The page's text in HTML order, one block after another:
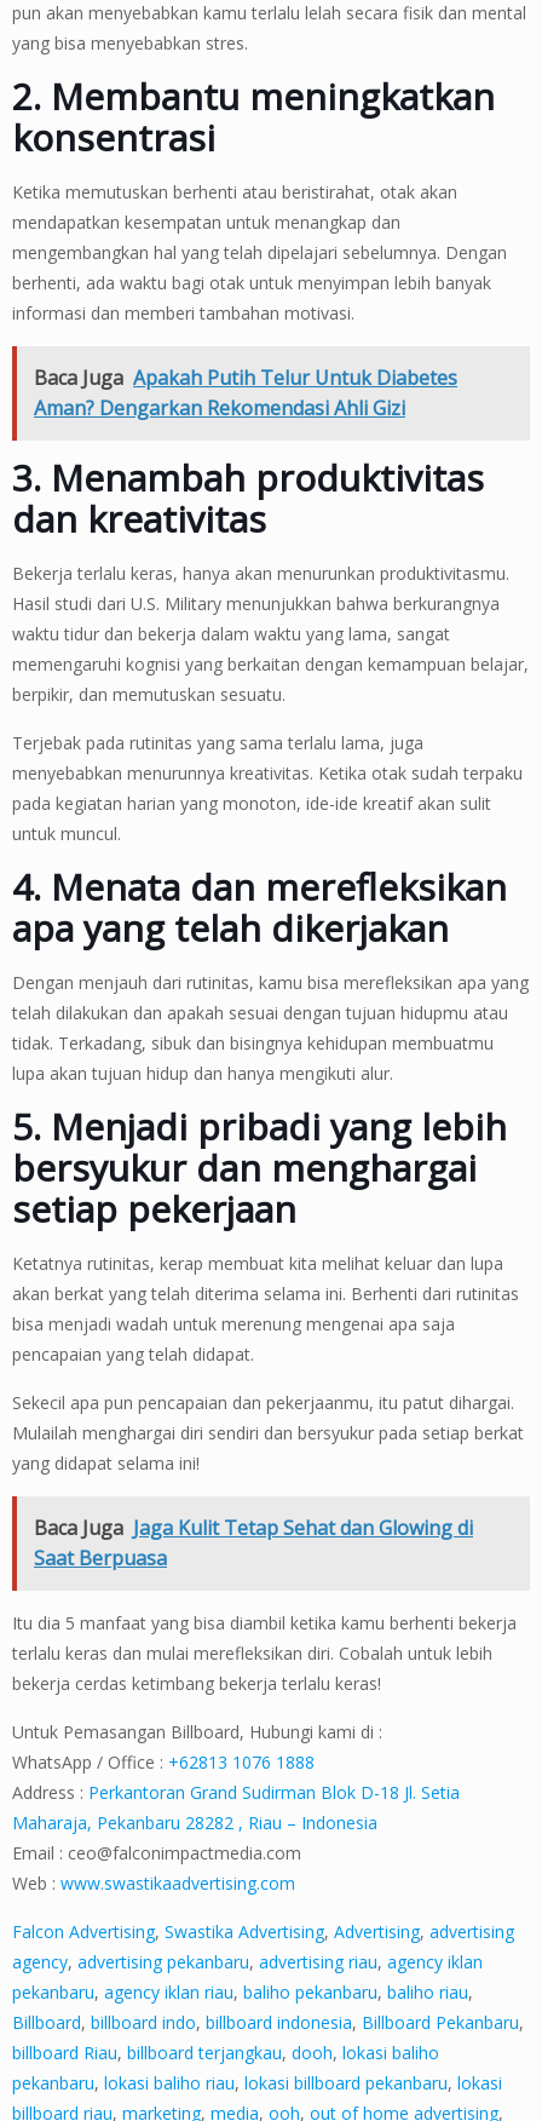
pun akan menyebabkan kamu terlalu lelah secara fisik dan mental
yang bisa menyebabkan stres.
2. Membantu meningkatkan
konsentrasi
Ketika memutuskan berhenti atau beristirahat, otak akan
mendapatkan kesempatan untuk menangkap dan
mengembangkan hal yang telah dipelajari sebelumnya. Dengan
berhenti, ada waktu bagi otak untuk menyimpan lebih banyak
informasi dan memberi tambahan motivasi.
Baca Juga Apakah Putih Telur Untuk Diabetes
Aman? Dengarkan Rekomendasi Ahli Gizi
3. Menambah produktivitas
dan kreativitas
Bekerja terlalu keras, hanya akan menurunkan produktivitasmu.
Hasil studi dari U.S. Military menunjukkan bahwa berkurangnya
waktu tidur dan bekerja dalam waktu yang lama, sangat
memengaruhi kognisi yang berkaitan dengan kemampuan belajar,
berpikir, dan memutuskan sesuatu.
Terjebak pada rutinitas yang sama terlalu lama, juga
menyebabkan menurunnya kreativitas. Ketika otak sudah terpaku
pada kegiatan harian yang monoton, ide-ide kreatif akan sulit
untuk muncul.
4. Menata dan merefleksikan
apa yang telah dikerjakan
Dengan menjauh dari rutinitas, kamu bisa merefleksikan apa yang
telah dilakukan dan apakah sesuai dengan tujuan hidupmu atau
tidak. Terkadang, sibuk dan bisingnya kehidupan membuatmu
lupa akan tujuan hidup dan hanya mengikuti alur.
5. Menjadi pribadi yang lebih
bersyukur dan menghargai
setiap pekerjaan
Ketatnya rutinitas, kerap membuat kita melihat keluar dan lupa
akan berkat yang telah diterima selama ini. Berhenti dari rutinitas
bisa menjadi wadah untuk merenung mengenai apa saja
pencapaian yang telah didapat.
Sekecil apa pun pencapaian dan pekerjaanmu, itu patut dihargai.
Mulailah menghargai diri sendiri dan bersyukur pada setiap berkat
yang didapat selama ini!
Baca Juga Jaga Kulit Tetap Sehat dan Glowing di
Saat Berpuasa
Itu dia 5 manfaat yang bisa diambil ketika kamu berhenti bekerja
terlalu keras dan mulai merefleksikan diri. Cobalah untuk lebih
bekerja cerdas ketimbang bekerja terlalu keras!
Untuk Pemasangan Billboard, Hubungi kami di :
WhatsApp / Office : +62813 1076 1888
Address : Perkantoran Grand Sudirman Blok D-18 Jl. Setia
Maharaja, Pekanbaru 28282 , Riau – Indonesia
Email : ceo@falconimpactmedia.com
Web : www.swastikaadvertising.com
Falcon Advertising, Swastika Advertising, Advertising, advertising
agency, advertising pekanbaru, advertising riau, agency iklan
pekanbaru, agency iklan riau, baliho pekanbaru, baliho riau,
Billboard, billboard indo, billboard indonesia, Billboard Pekanbaru,
billboard Riau, billboard terjangkau, dooh, lokasi baliho
pekanbaru, lokasi baliho riau, lokasi billboard pekanbaru, lokasi
billboard riau, marketing, media, ooh, out of home advertising,